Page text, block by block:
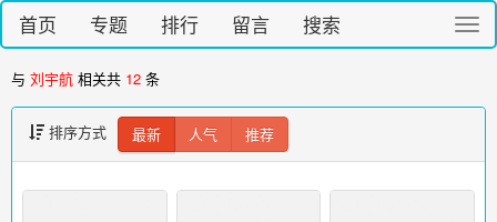
切
换
首页 专题 排行 留言 搜索
与 刘宇航 相关共 12 条
排序方式 最新 人气 推荐